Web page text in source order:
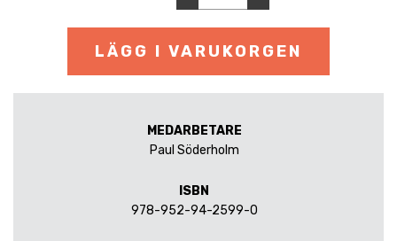
LÄGG I VARUKORGEN
MEDARBETARE
Paul Söderholm
ISBN
978-952-94-2599-0